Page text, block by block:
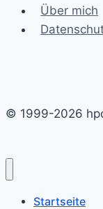
Über mich
© 1999-2026
Startseite